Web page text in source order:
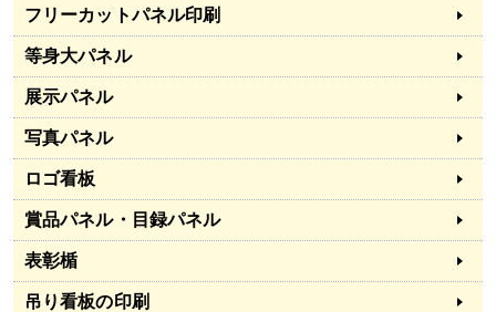
フリーカットパネル印刷
等身大パネル
展示パネル
写真パネル
ロゴ看板
賞品パネル・目録パネル
表彰楯
吊り看板の印刷